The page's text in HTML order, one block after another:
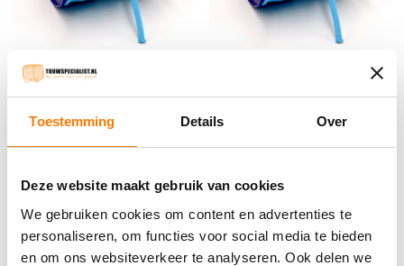
Toestemming Details Over
Deze website maakt gebruik van cookies
We gebruiken cookies om content en advertenties te
personaliseren, om functies voor social media te bieden
en om ons websiteverkeer te analyseren. Ook delen we
2MM Turkoois Koord (per
meter)
€0.28incl. BTW
Bestel nu
6MM Turkoois Koord (per rol
100 meter)
€74.55incl. BTW
Bestel nu